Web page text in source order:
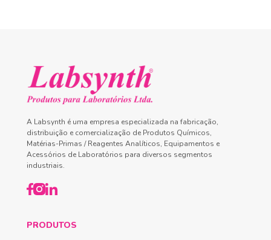
A Labsynth é uma empresa especializada na fabricação,
distribuição e comercialização de Produtos Químicos,
Matérias-Primas / Reagentes Analíticos, Equipamentos e
Acessórios de Laboratórios para diversos segmentos
industriais.
PRODUTOS